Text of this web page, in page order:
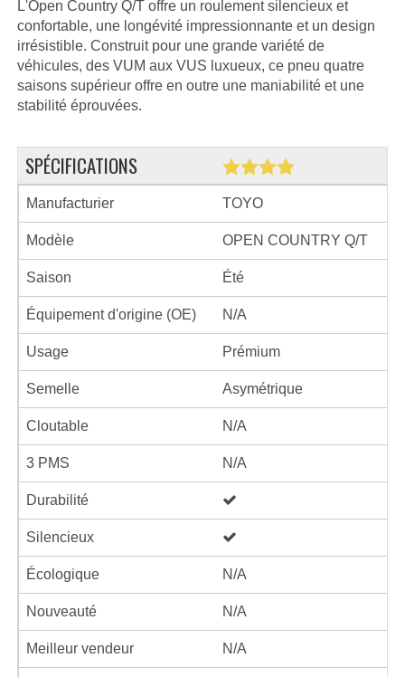
L'Open Country Q/T offre un roulement silencieux et
confortable, une longévité impressionnante et un design
irrésistible. Construit pour une grande variété de
véhicules, des VUM aux VUS luxueux, ce pneu quatre
saisons supérieur offre en outre une maniabilité et une
stabilité éprouvées.
SPÉCIFICATIONS
Manufacturier TOYO
Modèle OPEN COUNTRY Q/T
Saison Été
Équipement d'origine (OE) N/A
Usage Prémium
Semelle Asymétrique
Cloutable N/A
3 PMS N/A
Durabilité
Silencieux
Écologique N/A
Nouveauté N/A
Meilleur vendeur N/A